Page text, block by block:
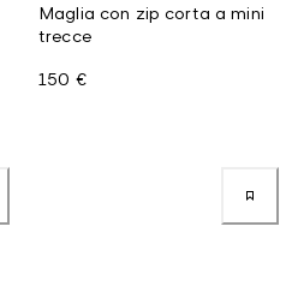
Maglia con zip corta a mini
trecce
150 €